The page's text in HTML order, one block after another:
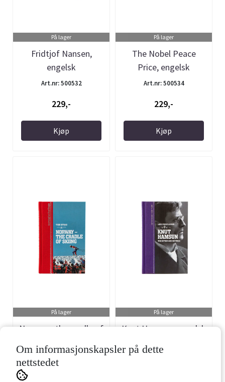
På lager
Fridtjof Nansen,
engelsk
Art.nr: 500532
229,-
Kjøp
På lager
The Nobel Peace
Price, engelsk
Art.nr: 500534
229,-
Kjøp
På lager
Norway - the cradle of
Art.nr: 500537
På lager
Knut Hamsun, engelsk
Om informasjonskapsler på dette
nettstedet